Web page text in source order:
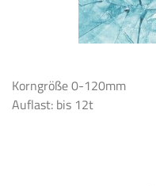
Korngröße 0-120mm
Auflast: bis 12t